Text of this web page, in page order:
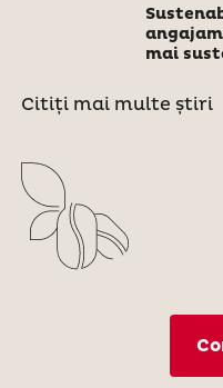
mai
Citiți mai multe știri